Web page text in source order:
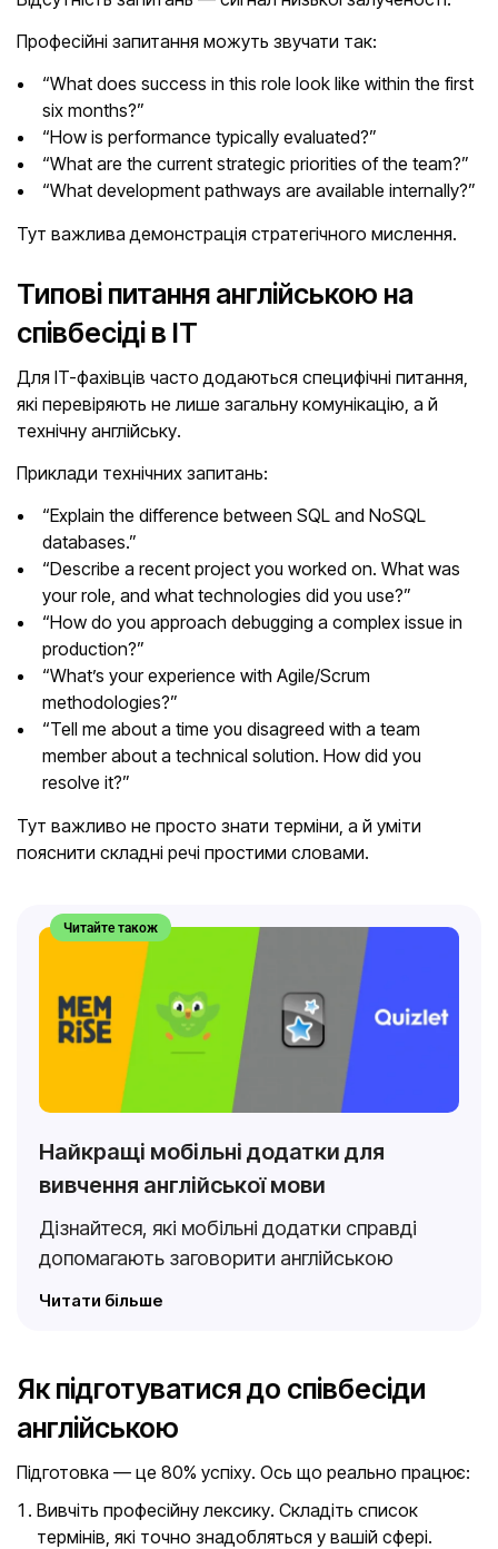
Професійні запитання можуть звучати так:
“What does success in this role look like within the first
six months?”
“How is performance typically evaluated?”
“What are the current strategic priorities of the team?”
“What development pathways are available internally?”
Тут важлива демонстрація стратегічного мислення.
Типові питання англійською на
співбесіді в IT
Для IT-фахівців часто додаються специфічні питання,
які перевіряють не лише загальну комунікацію, а й
технічну англійську.
Приклади технічних запитань:
“Explain the difference between SQL and NoSQL
databases.”
“Describe a recent project you worked on. What was
your role, and what technologies did you use?”
“How do you approach debugging a complex issue in
production?”
“What’s your experience with Agile/Scrum
methodologies?”
“Tell me about a time you disagreed with a team
member about a technical solution. How did you
resolve it?”
Тут важливо не просто знати терміни, а й уміти
пояснити складні речі простими словами.
Найкращі мобільні додатки для
вивчення англійської мови
Читайте також
Дізнайтеся, які мобільні додатки справді
допомагають заговорити англійською
Читати більше
Як підготуватися до співбесіди
англійською
Підготовка — це 80% успіху. Ось що реально працює:
Вивчіть професійну лексику. Складіть список
термінів, які точно знадобляться у вашій сфері.